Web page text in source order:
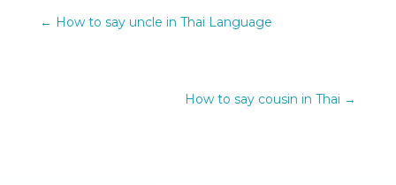
← How to say uncle in Thai Language
How to say cousin in Thai →